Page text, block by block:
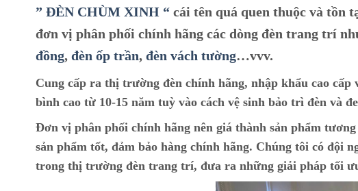
” ĐÈN CHÙM XINH “ cái tên quá quen thuộc và tồn
đơn vị phân phối chính hãng các dòng đèn trang trí
đồng, đèn ốp trần, đèn vách tường…vvv.
Cung cấp ra thị trường đèn chính hãng, nhập khẩu cao
bình cao từ 10-15 năm tuỳ vào cách vệ sinh bảo trì đèn và
Đơn vị phân phối chính hãng nên giá thành sản phẩm
sản phẩm tốt, đảm bảo hàng chính hãng. Chúng tôi có đội
trong thị trường đèn trang trí, đưa ra những giải pháp tối